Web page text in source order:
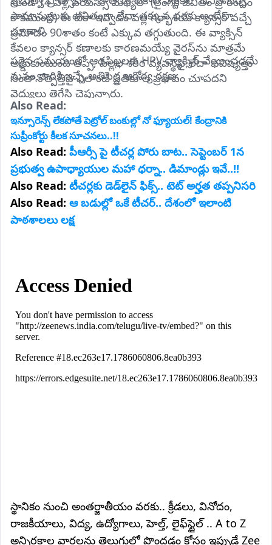
కాకముందే) ఈ టీకా ఇవ్వడం వల్ల గర్భాశయ క్యాన్సర్ వచ్చే
ప్రమాదం 90శాతం కంటే ఎక్కువ తగ్గుతుంది. ఈ వ్యాక్సిన్
కేవలం క్యాన్సర్ కణాలకు కారణమయ్యే వైరస్‌ను మాత్రమే
అడ్డుకుంటుంది తప్ప, పిల్లల శరీర వ్యవస్థపై లేదా భవిష్యత్తు
సంతానోత్పత్తిపై ఎలాంటి ప్రతికూల ప్రభావం చూపదని
వైద్యులు తెగేసి చెప్తున్నారు.
సామాన్యులకు ఉచితంగా లేదా తక్కువ ధరకు అందేలా
చూడాలి.
సరైన సమయంలో ఆడపిల్లలకు HPV వ్యాక్సిన్ వేయించడమే
మనం వారికి ఇచ్చే అతిపెద్ద ఆరోగ్య రక్షణ.
Also Read:
ఇన్సూరెన్స్ లేకపోతే పెట్రోల్ బంకుల్లో నో ఫ్యూయల్! కేంద్రానికి
సుప్రీంకోర్టు కీలక సూచనలు..!!
Also Read: పీఆర్సీ పై టీచర్ల పోరు బాట.. సెప్టెంబర్ 1న
ప్రభుత్వ ఉపాధ్యాయుల మహా ధర్నా.. డిమాండ్లు ఇవే..!!
Also Read: టీచర్లకు డెడ్‌లైన్ ఫిక్స్.. టెట్ అర్హత తప్పనిసరి
Also Read: ఆ బడుల్లో ఒకే టీచర్.. దేశంలో ఇలాంటి
పాఠశాలలు లక్ష
స్థానికం నుంచి అంతర్జాతీయం వరకు.. క్రీడలు, వినోదం,
రాజకీయాలు, విద్య, ఉద్యోగాలు, హెల్త్, లైఫ్‌స్టైల్ .. A to Z
అన్నిరకాల వార్తలను తెలుగులో పొందడం కోసం ఇప్పుడే Zee